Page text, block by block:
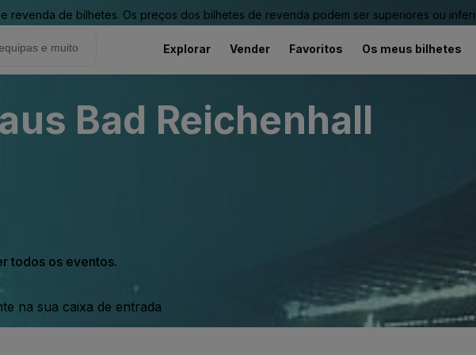
revenda de bilhetes. Os preços dos bilhetes de revenda podem ser superiores ou
Explorar Vender Favoritos Os meus bilhetes
Bad Reichenhall
todos os eventos.
na sua caixa de entrada